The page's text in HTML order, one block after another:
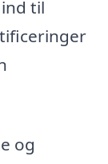
til
og